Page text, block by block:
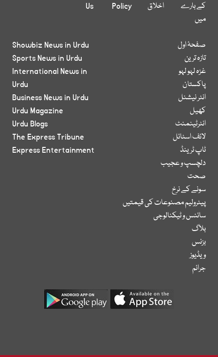
کے بارے
میں
اخلاق
Policy
Us
صفحۂ اول
تازہ ترین
غزہ لہو لہو
پاکستان
انٹر نیشنل
کھیل
انٹرٹینمنٹ
لائف اسٹائل
ٹاپ ٹرینڈ
دلچسپ و عجیب
صحت
سونے کے نرخ
پیٹرولیم مصنوعات کی قیمتیں
سائنس و ٹیکنالوجی
بلاگ
بزنس
ویڈیوز
جرائم
Showbiz News in Urdu
Sports News in Urdu
International News in
Urdu
Business News in Urdu
Urdu Magazine
Urdu Blogs
The Express Tribune
Express Entertainment